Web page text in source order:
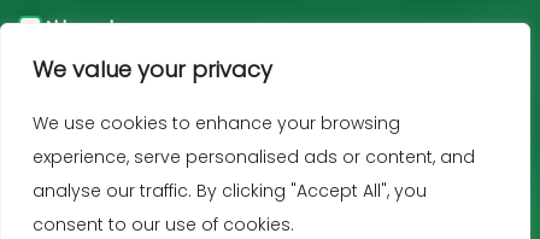
We value your privacy
We use cookies to enhance your browsing
experience, serve personalised ads or content, and
analyse our traffic. By clicking "Accept All", you
consent to our use of cookies.
Akkoord